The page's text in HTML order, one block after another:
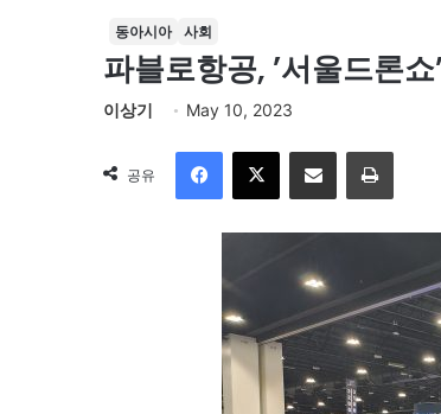
동아시아 사회
파블로항공, ’서울드론
이상기 May 10, 2023
공유
이메일